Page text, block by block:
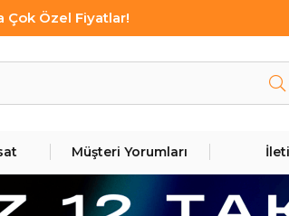
Çok Özel Fiyatlar!
Müşteri Yorumları